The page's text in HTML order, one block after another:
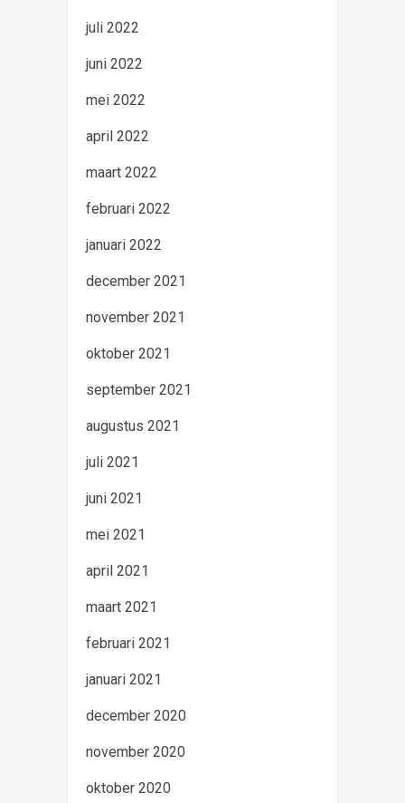
juli 2022
juni 2022
mei 2022
april 2022
maart 2022
februari 2022
januari 2022
december 2021
november 2021
oktober 2021
september 2021
augustus 2021
juli 2021
juni 2021
mei 2021
april 2021
maart 2021
februari 2021
januari 2021
december 2020
november 2020
oktober 2020